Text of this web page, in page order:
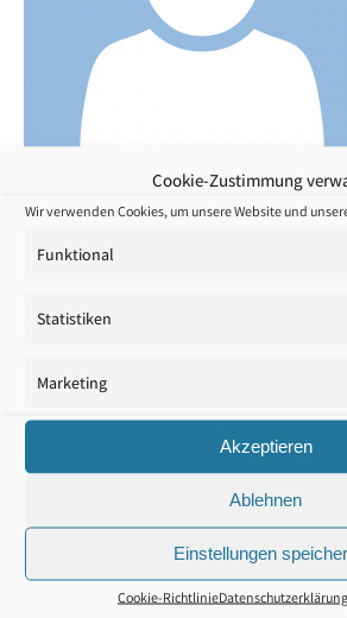
Cookie-Zustimmung
Wir verwenden Cookies, um unsere Website und
Funktional
Statistiken
Marketing
Akzeptieren
Ablehnen
Einstellungen
Cookie-RichtlinieDatenschutzerklärung
Autoersatzteile, Reparaturen oder
Service. Grundsätzlich werden Original-
führender Erstausrüster verwendet - und
vergleichsweise günstigen Konditionen.
QUICK LINKS